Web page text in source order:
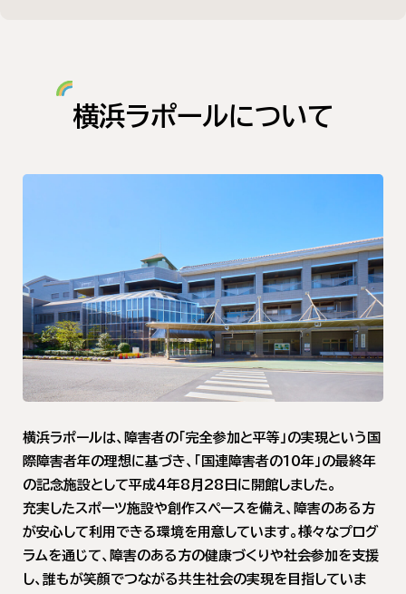
横浜ラポールについて
横浜ラポールは、障害者の「完全参加と平等」の実現という国
際障害者年の理想に基づき、「国連障害者の10年」の最終年
の記念施設として平成4年8月28日に開館しました。
充実したスポーツ施設や創作スペースを備え、障害のある方
が安心して利用できる環境を用意しています。様々なプログ
ラムを通じて、障害のある方の健康づくりや社会参加を支援
し、誰もが笑顔でつながる共生社会の実現を目指していま